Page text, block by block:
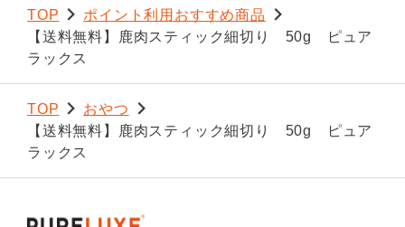
TOP
ポイント利用おすすめ商品
【送料無料】鹿肉スティック細切り 50g ピュア
ラックス
TOP
おやつ
【送料無料】鹿肉スティック細切り 50g ピュア
ラックス